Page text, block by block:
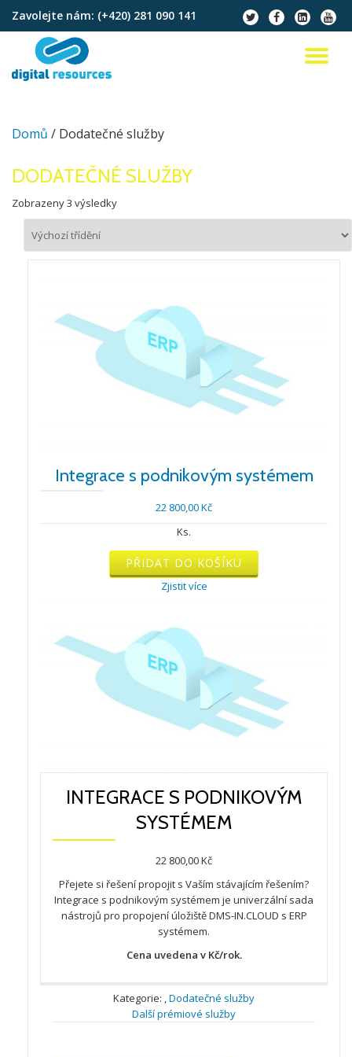
Přeskočit
obsah
Zavolejte nám: (+420) 281 090 141
fa-
twitter
fa-
facebook
fa-
linkedin-
square
fa-
Domů / Dodatečné služby
DODATEČNÉ SLUŽBY
Zobrazeny 3 výsledky
Integrace s podnikovým systémem
22 800,00Kč
Ks.
s
podnikovým
systémem
PŘIDAT DO KOŠÍKU
Zjistit více
INTEGRACE S PODNIKOVÝM
SYSTÉMEM
22 800,00Kč
Přejete si řešení propojit s Vaším stávajícím řešením?
Integrace s podnikovým systémem je univerzální sada
nástrojů pro propojení úložiště DMS-IN.CLOUD s ERP
systémem.
Cena uvedena v Kč/rok.
Kategorie:
Další prémiové služby
,Dodatečné služby